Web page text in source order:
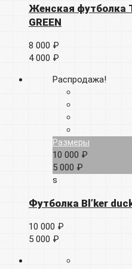
Женская футболка
GREEN
8 000 ₽
4 000 ₽
Распродажа!
Размеры
10 000 ₽
5 000 ₽
s
Футболка Bl’ker
10 000 ₽
5 000 ₽